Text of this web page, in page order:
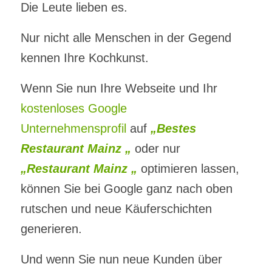
Die Leute lieben es.
Nur nicht alle Menschen in der Gegend
kennen Ihre Kochkunst.
Wenn Sie nun Ihre Webseite und Ihr
kostenloses Google
Unternehmensprofil auf „Bestes
Restaurant Mainz „ oder nur
„Restaurant Mainz „ optimieren lassen,
können Sie bei Google ganz nach oben
rutschen und neue Käuferschichten
generieren.
Und wenn Sie nun neue Kunden über